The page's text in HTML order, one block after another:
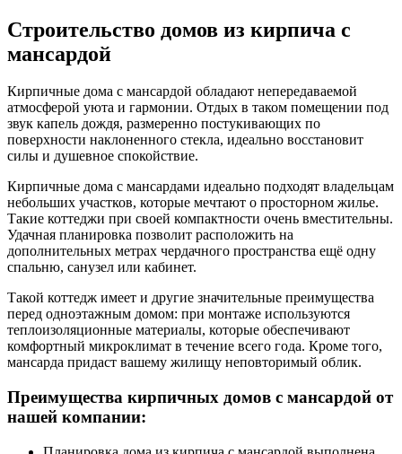
Строительство домов из кирпича с
мансардой
Кирпичные дома с мансардой обладают непередаваемой
атмосферой уюта и гармонии. Отдых в таком помещении под
звук капель дождя, размеренно постукивающих по
поверхности наклоненного стекла, идеально восстановит
силы и душевное спокойствие.
Кирпичные дома с мансардами идеально подходят владельцам
небольших участков, которые мечтают о просторном жилье.
Такие коттеджи при своей компактности очень вместительны.
Удачная планировка позволит расположить на
дополнительных метрах чердачного пространства ещё одну
спальню, санузел или кабинет.
Такой коттедж имеет и другие значительные преимущества
перед одноэтажным домом: при монтаже используются
теплоизоляционные материалы, которые обеспечивают
комфортный микроклимат в течение всего года. Кроме того,
мансарда придаст вашему жилищу неповторимый облик.
Преимущества кирпичных домов с мансардой от
нашей компании: